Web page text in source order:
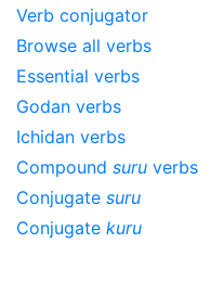
Verb conjugator
Browse all verbs
Essential verbs
Godan verbs
Ichidan verbs
Compound suru verbs
Conjugate suru
Conjugate kuru